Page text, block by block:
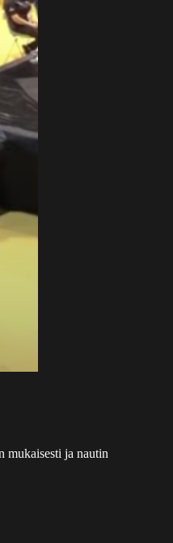
mukaisesti ja nautin